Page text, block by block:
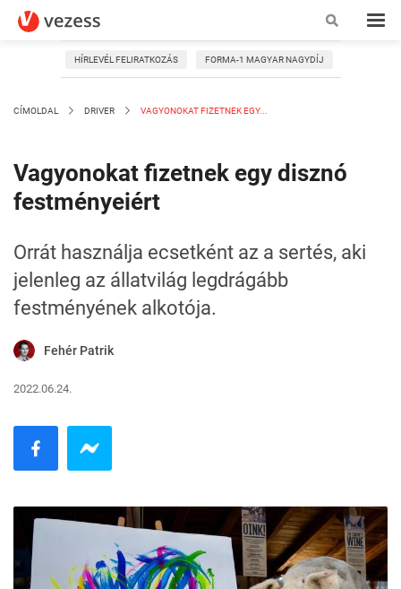
HÍRLEVÉL FELIRATKOZÁS FORMA-1 MAGYAR NAGYDÍJ
CÍMOLDAL DRIVER VAGYONOKAT FIZETNEK EGY...
Vagyonokat fizetnek egy disznó
festményeiért
Orrát használja ecsetként az a sertés, aki
jelenleg az állatvilág legdrágább
festményének alkotója.
Fehér Patrik
2022.06.24.